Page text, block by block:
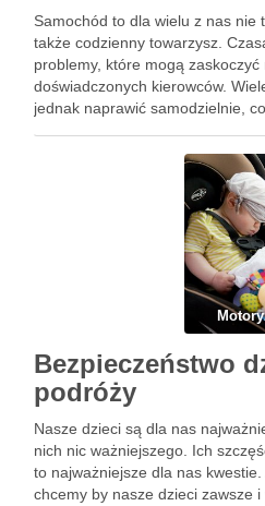
Samochód to dla wielu z nas nie
także codzienny towarzysz.
problemy, które mogą
doświadczonych kierowców.
jednak naprawić samodzielnie,
objawów, takich jak trudności z
Bezpieczeństwo
podróży
Nasze dzieci są dla nas
nich nic ważniejszego. Ich
to najważniejsze dla nas
chcemy by nasze dzieci zawsze i